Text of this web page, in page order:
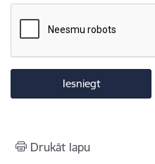
Drukāt lapu